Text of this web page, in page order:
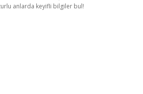
anlarda keyifli bilgiler bul!